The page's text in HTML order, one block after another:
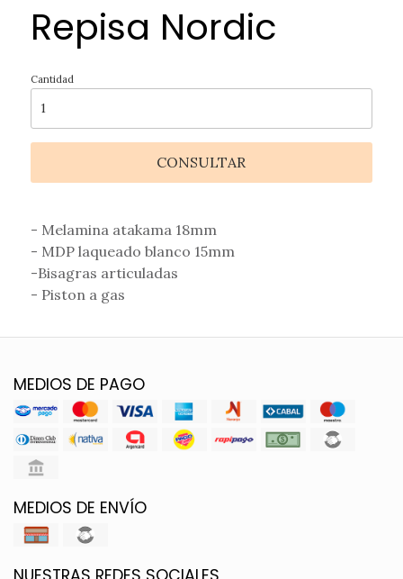
Repisa Nordic
Cantidad
CONSULTAR
- Melamina atakama 18mm
- MDP laqueado blanco 15mm
-Bisagras articuladas
- Piston a gas
MEDIOS DE PAGO
MEDIOS DE ENVÍO